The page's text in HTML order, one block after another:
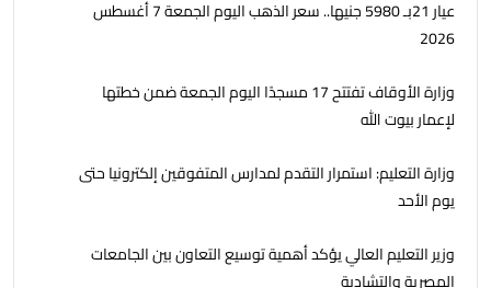
عيار 21بـ 5980 جنيها.. سعر الذهب اليوم الجمعة 7 أغسطس
2026
وزارة الأوقاف تفتتح 17 مسجدًا اليوم الجمعة ضمن خطتها
لإعمار بيوت الله
وزارة التعليم: استمرار التقدم لمدارس المتفوقين إلكترونيا حتى
يوم الأحد
وزير التعليم العالي يؤكد أهمية توسيع التعاون بين الجامعات
المصرية والتشادية